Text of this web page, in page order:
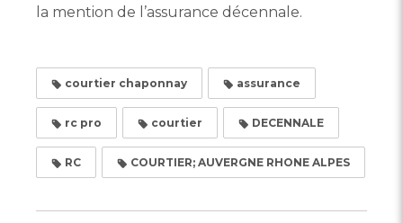
la mention de l’assurance décennale.
courtier chaponnay assurance
rc pro courtier DECENNALE
RC COURTIER; AUVERGNE RHONE ALPES